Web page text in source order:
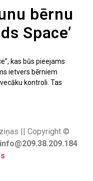
bērnu
Space’
kas būs pieejams
ietvers bērniem
kontroli. Tas
|| Copyright ©
info@209.38.209.184